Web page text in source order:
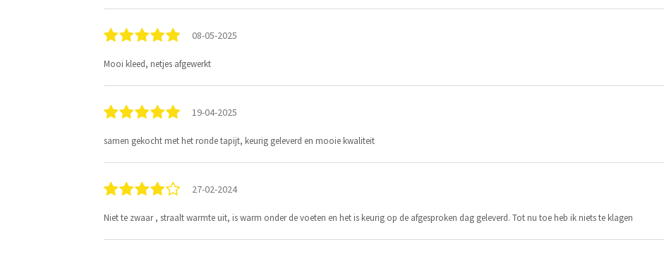
08-05-2025
Mooi kleed, netjes afgewerkt
19-04-2025
samen gekocht met het ronde tapijt, keurig geleverd en mooie kwaliteit
27-02-2024
Niet te zwaar , straalt warmte uit, is warm onder de voeten en het is keurig op de afgesproken dag geleverd. Tot nu toe heb ik niets te klagen